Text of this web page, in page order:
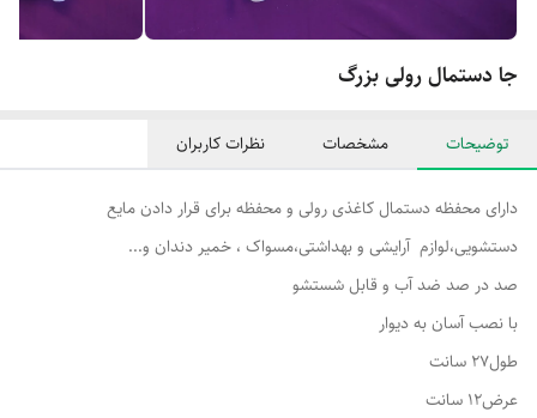
جا دستمال رولی بزرگ
توضیحات مشخصات نظرات کاربران
دارای محفظه دستمال کاغذی رولی و محفظه برای قرار دادن مایع
دستشویی،لوازم آرایشی و بهداشتی،مسواک ، خمیر دندان و...
صد در صد ضد آب و قابل شستشو
با نصب آسان به دیوار
طول27 سانت
عرض12 سانت